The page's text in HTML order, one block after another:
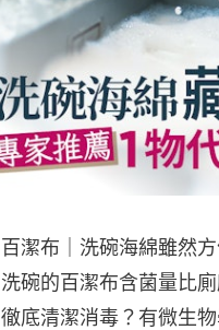
百潔布｜洗碗海綿雖然
洗碗的百潔布含菌量比
徹底清潔消毒？有微生